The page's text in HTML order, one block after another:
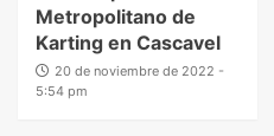
Metropolitano de
Karting en Cascavel
20 de noviembre de 2022 -
5:54 pm